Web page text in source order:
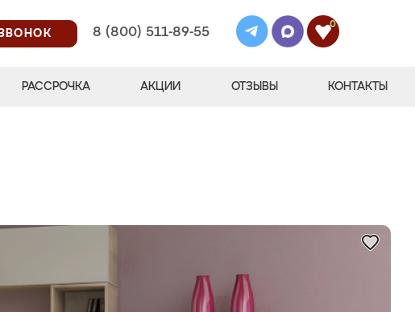
8 (800) 511-89-55
0
РАССРОЧКА АКЦИИ ОТЗЫВЫ КОНТАКТЫ